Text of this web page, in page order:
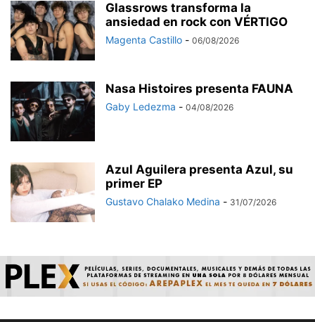
Glassrows transforma la
ansiedad en rock con VÉRTIGO
Magenta Castillo - 06/08/2026
Nasa Histoires presenta FAUNA
Gaby Ledezma - 04/08/2026
Azul Aguilera presenta Azul, su
primer EP
Gustavo Chalako Medina - 31/07/2026